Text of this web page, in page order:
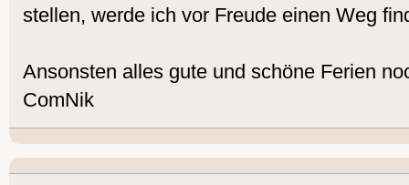
stellen, werde ich vor Freude einen Weg
Ansonsten alles gute und schöne Ferien
ComNik